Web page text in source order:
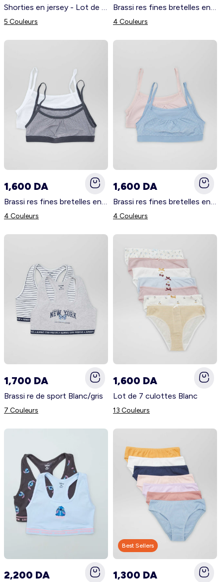
Femme du 34 au 48
Fille 0-36 mois
5 Couleurs 4 Couleurs
1,600 DA
4 Couleurs
1,600 DA
4 Couleurs
1,700 DA
Brassi re de sport Blanc/gris
7 Couleurs
1,600 DA
Lot de 7 culottes Blanc
13 Couleurs
2,200 DA
Best Sellers
1,300 DA